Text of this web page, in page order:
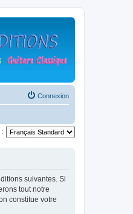
Connexion
suivantes. Si
tout notre
constitue votre